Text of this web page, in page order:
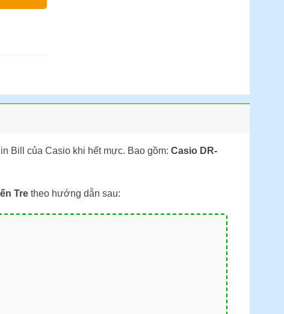
Bill của Casio khi hết mực. Bao gồm: Casio DR-
Tretheo hướng dẫn sau: